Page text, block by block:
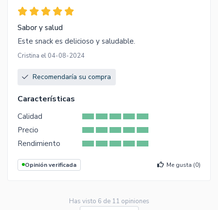
Sabor y salud
Este snack es delicioso y saludable.
Cristina el 04-08-2024
Recomendaría su compra
Características
Calidad
Precio
Rendimiento
Opinión verificada Me gusta (0)
Has visto 6 de 11 opiniones